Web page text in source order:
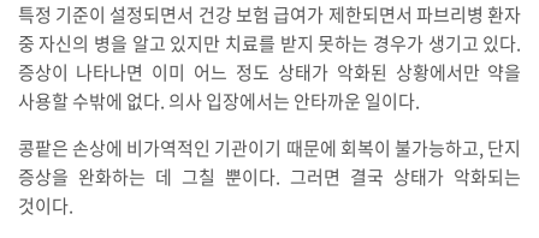
특정 기준이 설정되면서 건강 보험 급여가 제한되면서 파브리병 환자
중 자신의 병을 알고 있지만 치료를 받지 못하는 경우가 생기고 있다.
증상이 나타나면 이미 어느 정도 상태가 악화된 상황에서만 약을
사용할 수밖에 없다. 의사 입장에서는 안타까운 일이다.
콩팥은 손상에 비가역적인 기관이기 때문에 회복이 불가능하고, 단지
증상을 완화하는 데 그칠 뿐이다. 그러면 결국 상태가 악화되는
것이다.